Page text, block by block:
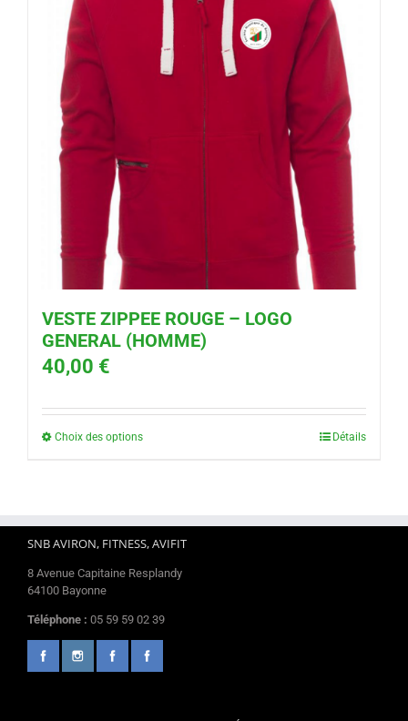
VESTE ZIPPEE ROUGE – LOGO
GENERAL (HOMME)
40,00 €
Choix des options Détails
SNB AVIRON, FITNESS, AVIFIT
8 Avenue Capitaine Resplandy
64100 Bayonne
Téléphone : 05 59 59 02 39